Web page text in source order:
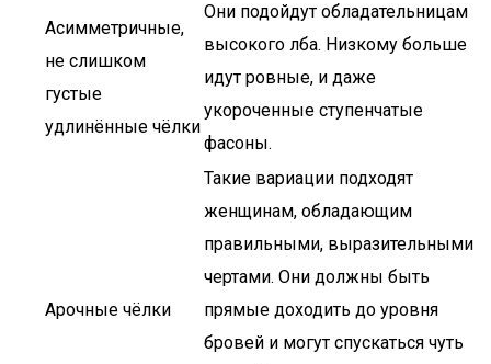
Асимметричные,
не слишком
густые
удлинённые чёлки
Они подойдут обладательницам
высокого лба. Низкому больше
идут ровные, и даже
укороченные ступенчатые
фасоны.
Арочные чёлки
Такие вариации подходят
женщинам, обладающим
правильными, выразительными
чертами. Они должны быть
прямые доходить до уровня
бровей и могут спускаться чуть